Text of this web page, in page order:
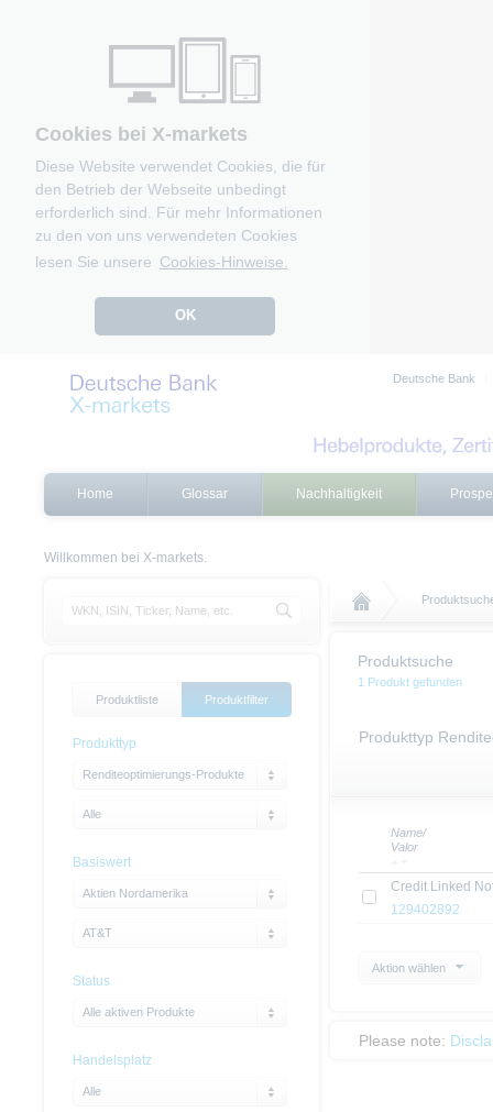
Cookies bei X-markets
Diese Website verwendet Cookies, die für
den Betrieb der Webseite unbedingt
erforderlich sind. Für mehr Informationen
zu den von uns verwendeten Cookies
lesen Sie unsere Cookies-Hinweise.
OK
Deutsche Bank
Home Glossar Nachhaltigkeit
Willkommen bei X-markets.
Produktsuche
1 Produkt gefunden
Produkttyp
Name/
Valor
Credit Linked
129402892
Aktion wählen
Please note:
Produktliste Produktfilter
Produkttyp
Renditeoptimierungs-Produkte
Alle
Basiswert
Aktien Nordamerika
AT&T
Status
Alle aktiven Produkte
Handelsplatz
Alle